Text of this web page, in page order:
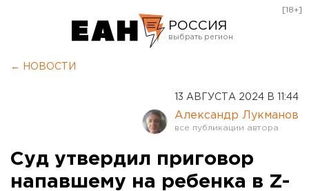
РОССИЯ
Оренбург
[18+]
← НОВОСТИ
13 АВГУСТА 2024 В 11:44
Александр Лукманов
Суд утвердил приговор
напавшему на ребенка в Z-